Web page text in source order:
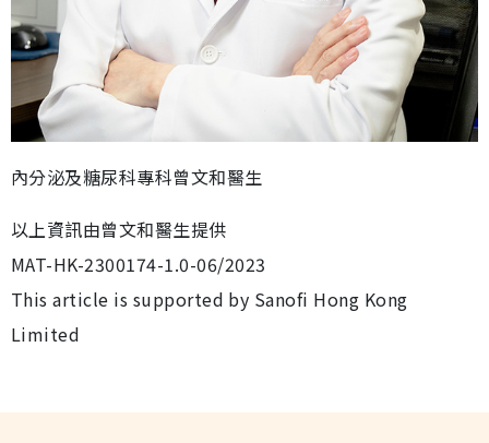
內分泌及糖尿科專科曾文和醫生
以上資訊由曾文和醫生提供
MAT-HK-2300174-1.0-06/2023
This article is supported by Sanofi Hong Kong
Limited